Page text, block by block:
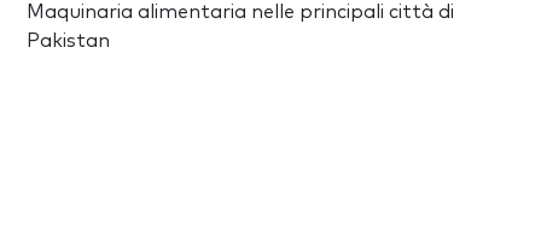
Maquinaria alimentaria nelle principali città di
Pakistan